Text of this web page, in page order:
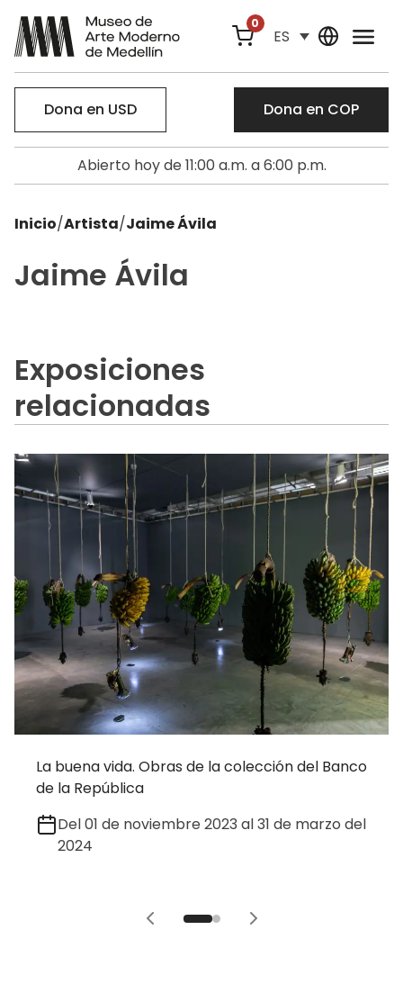
0
ES
Dona en USD Dona en COP
Abierto hoy de 11:00 a.m. a 6:00 p.m.
Inicio/Artista/Jaime Ávila
Jaime Ávila
Exposiciones
relacionadas
La buena vida. Obras de la colección del Banco
de la República
Del 01 de noviembre 2023 al 31 de marzo del
2024